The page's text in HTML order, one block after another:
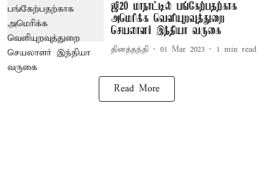
ஜி20 மாநாட்டில் பங்கேற்பதற்காக
அமெரிக்க வெளியுறவுத்துறை
செயலாளர் இந்தியா வருகை
தினத்தந்தி 01 Mar 2023 1 min read
Read More